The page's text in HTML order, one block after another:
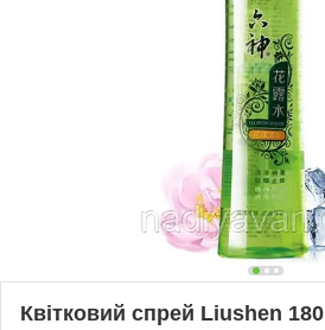
Квітковий спрей Liushen